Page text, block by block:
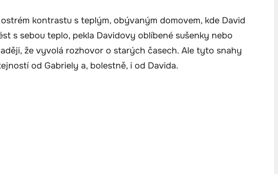
kontrastu s teplým, obývaným domovem, kde David
s sebou teplo, pekla Davidovy oblíbené sušenky nebo
že vyvolá rozhovor o starých časech. Ale tyto snahy
od Gabriely a, bolestně, i od Davida.